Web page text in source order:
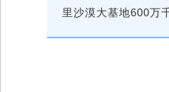
里沙漠大基地600万